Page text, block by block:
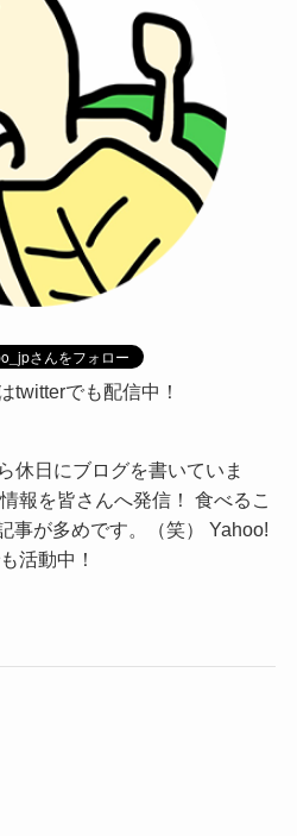
twitterでも配信中！
休日にブログを書いていま
報を皆さんへ発信！ 食べるこ
事が多めです。（笑） Yahoo!
活動中！